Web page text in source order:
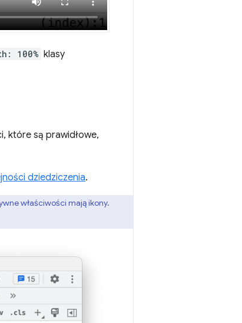
100% klasy
które są prawidłowe,
dziedziczenia.
właściwości mają ikony.